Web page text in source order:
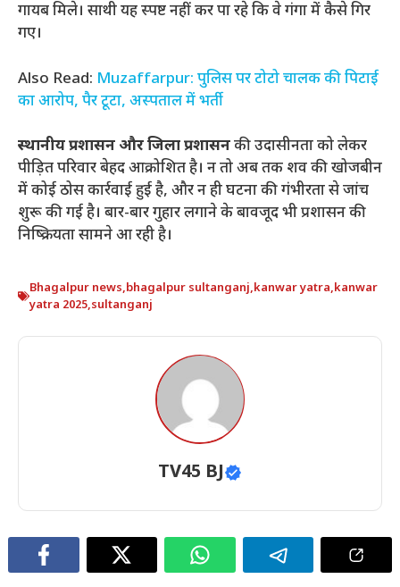
गायब मिले। साथी यह स्पष्ट नहीं कर पा रहे कि वे गंगा में कैसे गिर
गए।
Also Read: Muzaffarpur: पुलिस पर टोटो चालक की पिटाई
का आरोप, पैर टूटा, अस्पताल में भर्ती
स्थानीय प्रशासन और जिला प्रशासनकी उदासीनता को लेकर
पीड़ित परिवार बेहद आक्रोशित है। न तो अब तक शव की खोजबीन
में कोई ठोस कार्रवाई हुई है, और न ही घटना की गंभीरता से जांच
शुरू की गई है। बार-बार गुहार लगाने के बावजूद भी प्रशासन की
निष्क्रियता सामने आ रही है।
Bhagalpur news,bhagalpur sultanganj,kanwar yatra,kanwar
yatra 2025,sultanganj
TV45 BJ